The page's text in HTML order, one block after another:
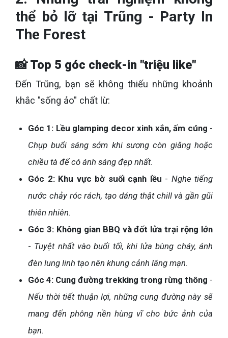
thể bỏ lỡ tại Trũng - Party In
The Forest
📸 Top 5 góc check-in "triệu like"
Đến Trũng, bạn sẽ không thiếu những khoảnh
khắc "sống ảo" chất lừ:
Góc 1: Lều glamping decor xinh xắn, ấm cúng -
Chụp buổi sáng sớm khi sương còn giăng hoặc
chiều tà để có ánh sáng đẹp nhất.
Góc 2: Khu vực bờ suối cạnh lều - Nghe tiếng
nước chảy róc rách, tạo dáng thật chill và gần gũi
thiên nhiên.
Góc 3: Không gian BBQ và đốt lửa trại rộng lớn
- Tuyệt nhất vào buổi tối, khi lửa bùng cháy, ánh
đèn lung linh tạo nên khung cảnh lãng mạn.
Góc 4: Cung đường trekking trong rừng thông -
Nếu thời tiết thuận lợi, những cung đường này sẽ
mang đến phông nền hùng vĩ cho bức ảnh của
bạn.